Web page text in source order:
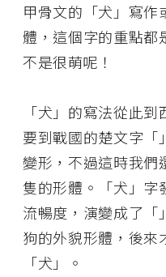
甲骨文的「犬」寫作
體，這個字的重點都
不是很萌呢！
「犬」的寫法從此
要到戰國的楚文字「
變形，不過這時我們
隻的形體。「犬」字
流暢度，演變成了「
狗的外貌形體，後來
「犬」。